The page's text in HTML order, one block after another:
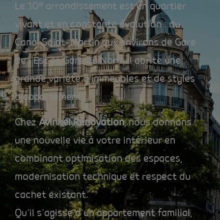
Le 10ᵉ arrondissement est un quartier
vivant et en constante évolution : du
Canal Saint-Martin aux environs de Gare
de l’Est et Gare du Nord, il abrite une
grande variété d’immeubles et de styles
d’appartements.
ChezAvinkel Rénovation, nous donnons
une nouvelle vie à votre intérieur en
combinant optimisation des espaces,
modernisation technique et respect du
cachet existant.
Qu’il s’agisse d’un appartement familial,